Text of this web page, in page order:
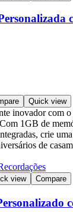
Quick view
view Compare